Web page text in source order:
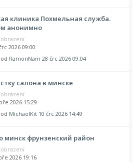
клиника Похмельная служба.
анонимно
2026 09:00
RamonNam 28 črc 2026 09:04
салона в минске
2026 15:29
MichaelKit 10 črc 2026 14:49
минск фрунзенский район
2026 19:16